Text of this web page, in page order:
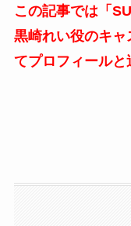
この記事では「
黒崎れい役のキ
てプロフィールと